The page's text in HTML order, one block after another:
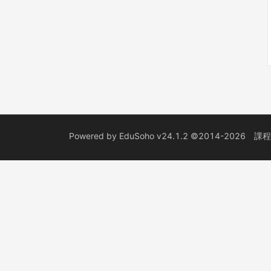
Powered by EduSoho v24.1.2 ©2014-2026 課